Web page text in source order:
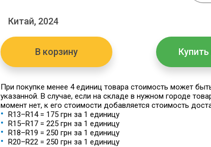
Китай, 2024
В корзину Купить
При покупке менее 4 единиц товара стоимость может
указанной. В случае, если на складе в нужном городе
момент нет, к его стоимости добавляется стоимость
R13–R14 = 175 грн за 1 единицу
R15–R17 = 225 грн за 1 единицу
R18–R19 = 250 грн за 1 единицу
R20–R22 = 250 грн за 1 единицу